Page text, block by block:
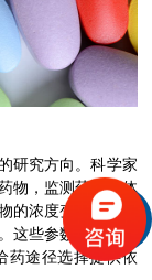
研究方向。科学家
物，监测药物在体
的浓度变化，可以
这些参数可以反映
药途径选择提供依